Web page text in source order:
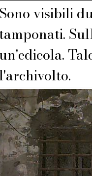
Sono visibili
tamponati.
un'edicola.